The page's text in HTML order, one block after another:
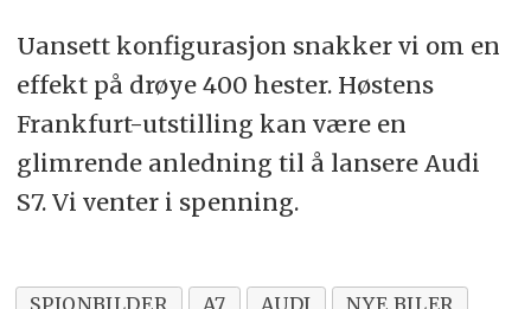
Uansett konfigurasjon snakker vi om en
effekt på drøye 400 hester. Høstens
Frankfurt-utstilling kan være en
glimrende anledning til å lansere Audi
S7. Vi venter i spenning.
SPIONBILDER A7 AUDI
NYE BILER